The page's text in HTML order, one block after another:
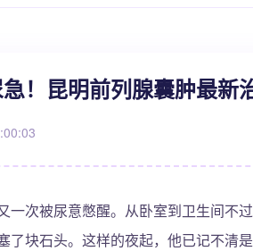
！昆明前列腺囊肿最新
一次被尿意憋醒。从卧室到卫生间不
了块石头。这样的夜起，他已记不清